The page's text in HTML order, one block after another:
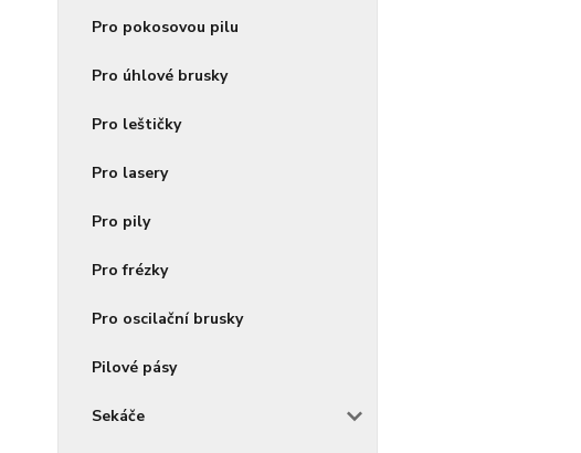
Pro pokosovou pilu
Pro úhlové brusky
Pro leštičky
Pro lasery
Pro pily
Pro frézky
Pro oscilační brusky
Pilové pásy
Sekáče